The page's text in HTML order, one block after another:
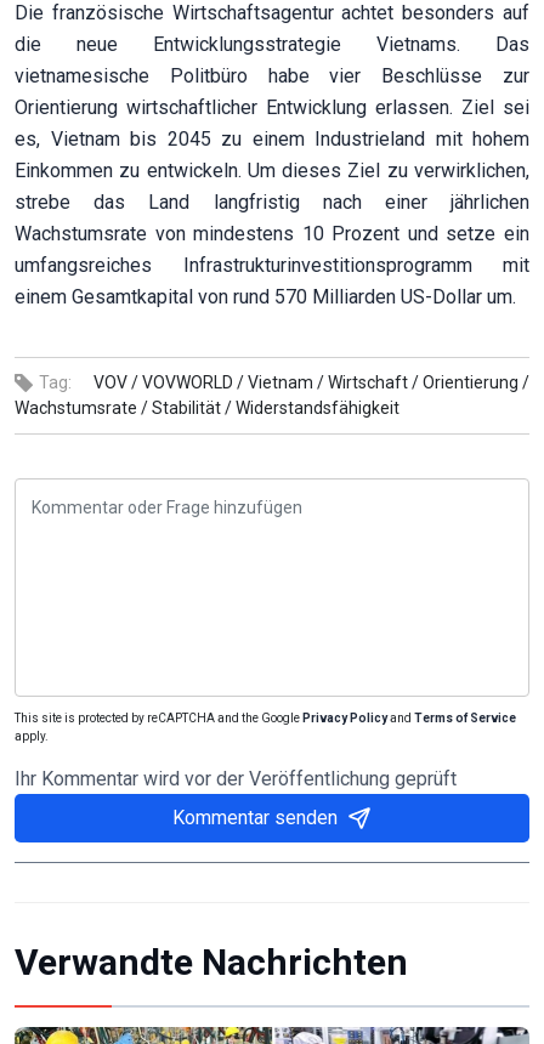
Die französische Wirtschaftsagentur achtet besonders auf
die neue Entwicklungsstrategie Vietnams. Das
vietnamesische Politbüro habe vier Beschlüsse zur
Orientierung wirtschaftlicher Entwicklung erlassen. Ziel sei
es, Vietnam bis 2045 zu einem Industrieland mit hohem
Einkommen zu entwickeln. Um dieses Ziel zu verwirklichen,
strebe das Land langfristig nach einer jährlichen
Wachstumsrate von mindestens 10 Prozent und setze ein
umfangsreiches Infrastrukturinvestitionsprogramm mit
einem Gesamtkapital von rund 570 Milliarden US-Dollar um.
Tag: VOV /VOVWORLD /Vietnam /Wirtschaft /Orientierung /
Wachstumsrate /Stabilität /Widerstandsfähigkeit
This site is protected by reCAPTCHA and the Google Privacy Policyand Terms of Service
apply.
Ihr Kommentar wird vor der Veröffentlichung geprüft
Kommentar senden
Verwandte Nachrichten